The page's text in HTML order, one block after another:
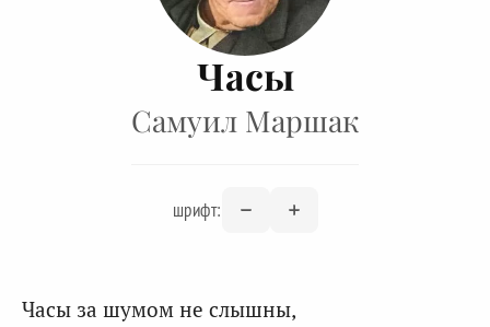
Часы
Самуил Маршак
шрифт:
Часы за шумом не слышны,